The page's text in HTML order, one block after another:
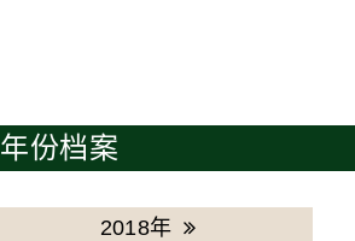
年份档案
2018年